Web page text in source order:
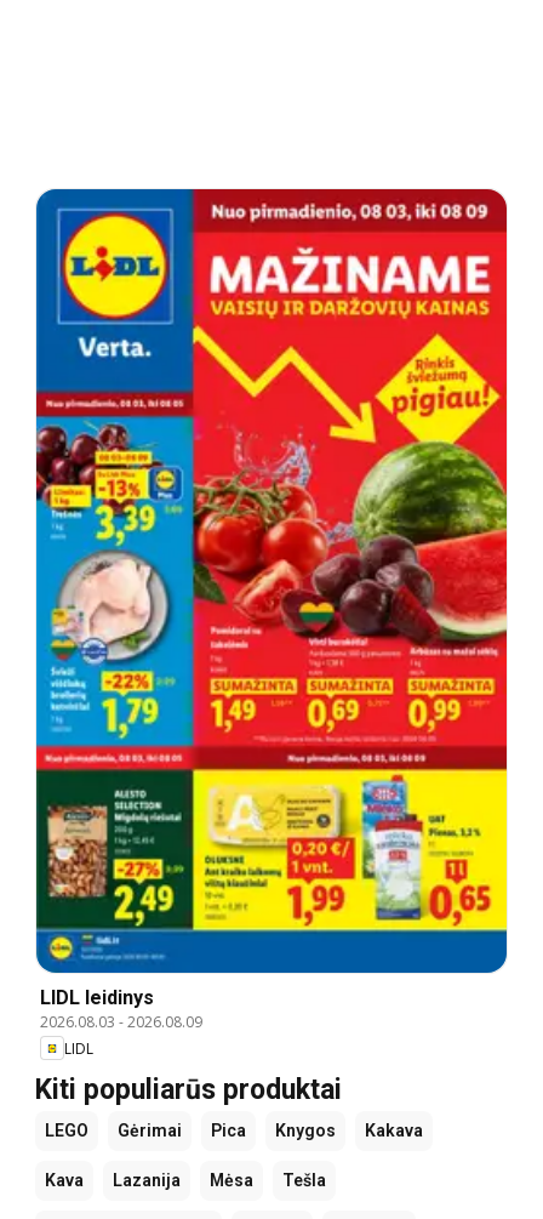
LIDL leidinys
2026.08.03 -2026.08.09
LIDL
Kiti populiarūs produktai
LEGO Gėrimai Pica Knygos Kakava
Kava Lazanija Mėsa Tešla